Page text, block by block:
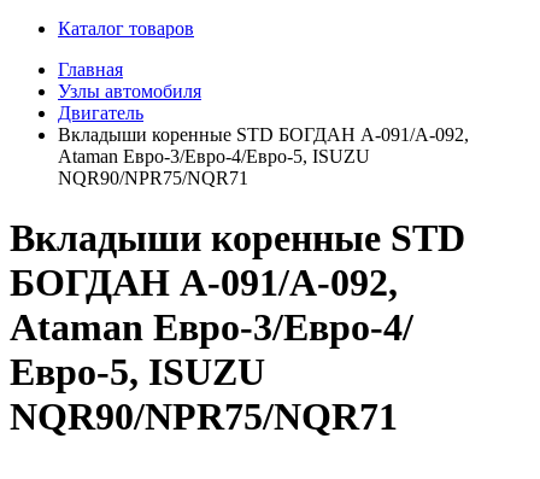
Каталог товаров
Главная
Узлы автомобиля
Двигатель
Вкладыши коренные STD БОГДАН А-091/А-092,
Ataman Евро-3/Евро-4/Евро-5, ISUZU
NQR90/NPR75/NQR71
Вкладыши коренные STD
БОГДАН А-091/А-092,
Ataman Евро-3/Евро-4/
Евро-5, ISUZU
NQR90/NPR75/NQR71